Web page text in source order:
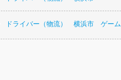
ドライバー（物流） 横浜市 ゲーム